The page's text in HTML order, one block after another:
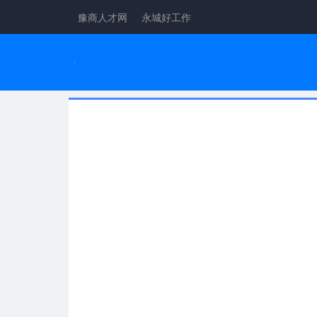
豫商人才网 永城好工作